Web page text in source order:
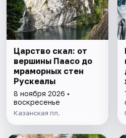
Царство скал: от
вершины Паасо до
мраморных стен
Рускеалы
8 ноября 2026 •
воскресенье
Казанская пл.